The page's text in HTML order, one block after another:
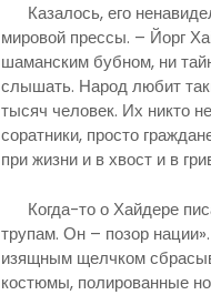
Казалось, его
мировой прессы. – Йорг
шаманским бубном, ни
слышать. Народ любит
тысяч человек. Их никто
соратники, просто
при жизни и в хвост и в
Когда-то о Хайдере
трупам. Он – позор
изящным щелчком
костюмы, полированные